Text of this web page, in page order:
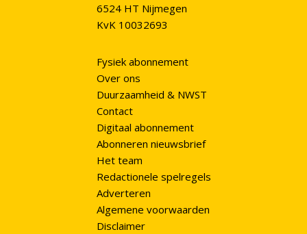
6524 HT Nijmegen
KvK 10032693
Fysiek abonnement
Over ons
Duurzaamheid & NWST
Contact
Digitaal abonnement
Abonneren nieuwsbrief
Het team
Redactionele spelregels
Adverteren
Algemene voorwaarden
Disclaimer